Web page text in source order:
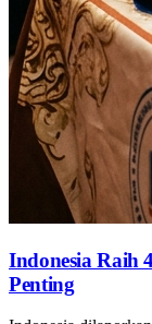
Indonesia Raih
Penting